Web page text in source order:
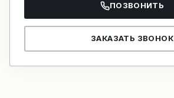
ПОЗВОНИТЬ
ЗАКАЗАТЬ ЗВОНОК